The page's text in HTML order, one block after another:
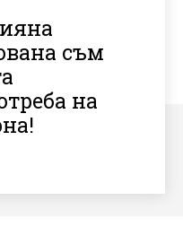
съм
на